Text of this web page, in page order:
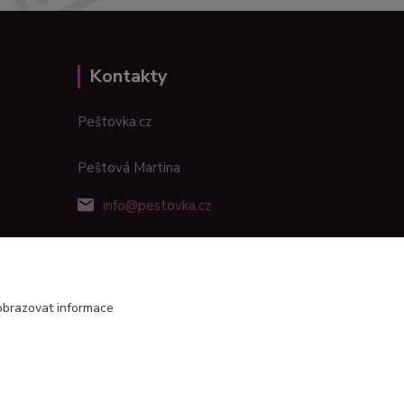
Kontakty
Peštovka.cz
Peštová Martina
info@pestovka.cz
informace